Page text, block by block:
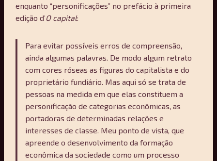
enquanto “personificações” no prefácio à primeira
edição d’O capital:
Para evitar possíveis erros de compreensão,
ainda algumas palavras. De modo algum retrato
com cores róseas as figuras do capitalista e do
proprietário fundiário. Mas aqui só se trata de
pessoas na medida em que elas constituem a
personificação de categorias econômicas, as
portadoras de determinadas relações e
interesses de classe. Meu ponto de vista, que
apreende o desenvolvimento da formação
econômica da sociedade como um processo